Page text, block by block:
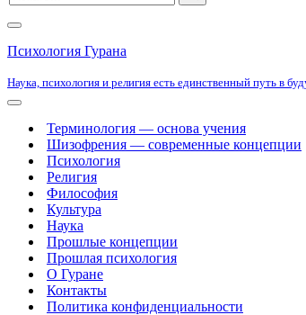
Меню
навигации
Психология Гурана
Наука, психология и религия есть единственный путь в
Меню
навигацииТерминология — основа учения
Шизофрения — современные концепции
Психология
Религия
Философия
Культура
Наука
Прошлые концепции
Прошлая психология
О Гуране
Контакты
Политика конфиденциальности